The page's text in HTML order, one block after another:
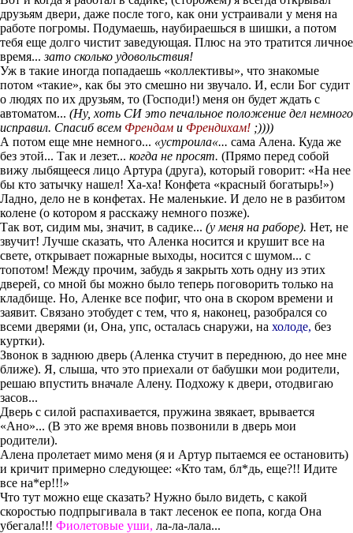
друзьям двери, даже после того, как они устраивали у меня на
работе погромы. Подумаешь, наубираешься в шишки, а потом
тебя еще долго чистит заведующая. Плюс на это тратится личное
время...зато сколько удовольствия!
Уж в такие иногда попадаешь «коллективы», что знакомые
потом «такие», как бы это смешно ни звучало. И, если Бог судит
о людях по их друзьям, то (Господи!) меня он будет ждать с
автоматом... (Ну, хоть СИ это печальное положение дел немного
исправил. Спасиб всем Френдам и Френдихам! ;))))
А потом еще мне немного... «устроила«... сама Алена. Куда же
без этой... Так и лезет... когда не просят. (Прямо перед собой
вижу лыбящееся лицо Артура (друга), который говорит: «На нее
бы кто затычку нашел! Ха-ха! Конфета «красный богатырь!»)
Ладно, дело не в конфетах. Не маленькие. И дело не в разбитом
колене (о котором я расскажу немного позже).
Так вот, сидим мы, значит, в садике... (у меня на раборе). Нет, не
звучит! Лучше сказать, что Аленка носится и крушит все на
свете, открывает пожарные выходы, носится с шумом... с
топотом! Между прочим, забудь я закрыть хоть одну из этих
дверей, со мной бы можно было теперь поговорить только на
кладбище. Но, Аленке все пофиг, что она в скором времени и
заявит. Связано этобудет с тем, что я, наконец, разобрался со
всеми дверями (и, Она, упс, осталась снаружи, на холоде, без
куртки).
Звонок в заднюю дверь (Аленка стучит в переднюю, до нее мне
ближе). Я, слыша, что это приехали от бабушки мои родители,
решаю впустить вначале Алену. Подхожу к двери, отодвигаю
засов...
Дверь с силой распахивается, пружина звякает, врывается
«Ано»... (В это же время вновь позвонили в дверь мои
родители).
Алена пролетает мимо меня (я и Артур пытаемся ее остановить)
и кричит примерно следующее: «Кто там, бл*дь, еще?!! Идите
все на*ер!!!»
Что тут можно еще сказать? Нужно было видеть, с какой
скоростью подпрыгивала в такт лесенок ее попа, когда Она
убегала!!! Фиолетовые уши, ла-ла-лала...